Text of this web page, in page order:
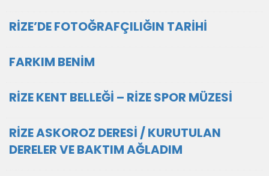
RİZE’DE FOTOĞRAFÇILIĞIN TARİHİ
FARKIM BENİM
RİZE KENT BELLEĞİ – RİZE SPOR MÜZESİ
RİZE ASKOROZ DERESİ / KURUTULAN
DERELER VE BAKTIM AĞLADIM